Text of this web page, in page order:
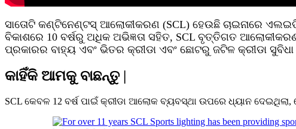
ସାତୋଟି କଣ୍ଟିନେଣ୍ଟସ୍ ଆଲୋକୀକରଣ (SCL) ହେଉଛି ଚାଇନାରେ
ବିକାଶରେ 10 ବର୍ଷରୁ ଅଧିକ ଅଭିଜ୍ଞତା ସହିତ, SCL ବୃତ୍ତିଗତ
ପ୍ରକାରର ବାହ୍ୟ ଏବଂ ଭିତର କ୍ରୀଡା ଏବଂ ଛୋଟରୁ ଜଟିଳ କ୍ରୀଡା
କାହିଁକି ଆମକୁ ବାଛନ୍ତୁ |
SCL କେବଳ 12 ବର୍ଷ ପାଇଁ କ୍ରୀଡା ଆଲୋକ ବ୍ୟବସ୍ଥା ଉପରେ ଧ୍ୟାନ ଦେଇଥିଲା,